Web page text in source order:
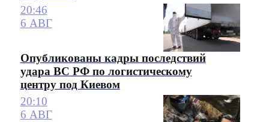
20:46
6 АВГ
Опубликованы кадры последствий
удара ВС РФ по логистическому
центру под Киевом
20:10
6 АВГ